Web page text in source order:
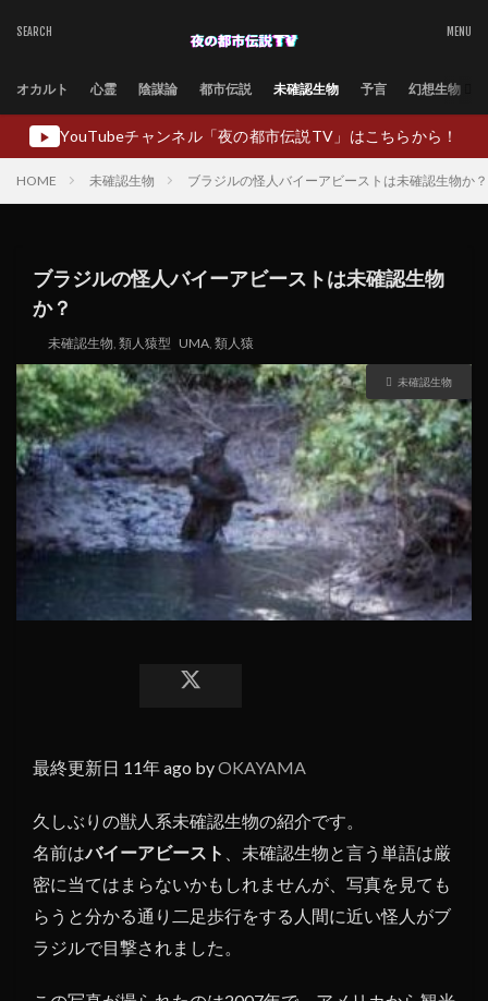
オカルト 心霊 陰謀論 都市伝説 未確認生物 予言 幻想生物
▶ YouTubeチャンネル「夜の都市伝説TV」はこちらから！
HOME 未確認生物 ブラジルの怪人バイーアビーストは未確認生物か？
ブラジルの怪人バイーアビーストは未確認生物
か？
未確認生物, 類人猿型 UMA, 類人猿
未確認生物
最終更新日 11年 ago byOKAYAMA
久しぶりの獣人系未確認生物の紹介です。
名前はバイーアビースト
、未確認生物と言う単語は厳
密に当てはまらないかもしれませんが、写真を見ても
らうと分かる通り二足歩行をする人間に近い怪人がブ
ラジルで目撃されました。